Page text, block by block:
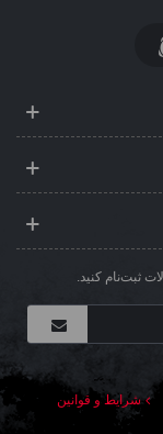
ثبت‌نام کنید.
شرایط و قوانین